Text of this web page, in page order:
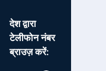
देश द्वारा
टेलीफोन नंबर
ब्राउज़ करें: